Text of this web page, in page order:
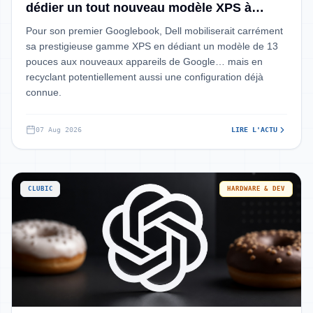
dédier un tout nouveau modèle XPS à
Google
Pour son premier Googlebook, Dell mobiliserait carrément
sa prestigieuse gamme XPS en dédiant un modèle de 13
pouces aux nouveaux appareils de Google… mais en
recyclant potentiellement aussi une configuration déjà
connue.
07 Aug 2026 LIRE L'ACTU
CLUBIC HARDWARE & DEV